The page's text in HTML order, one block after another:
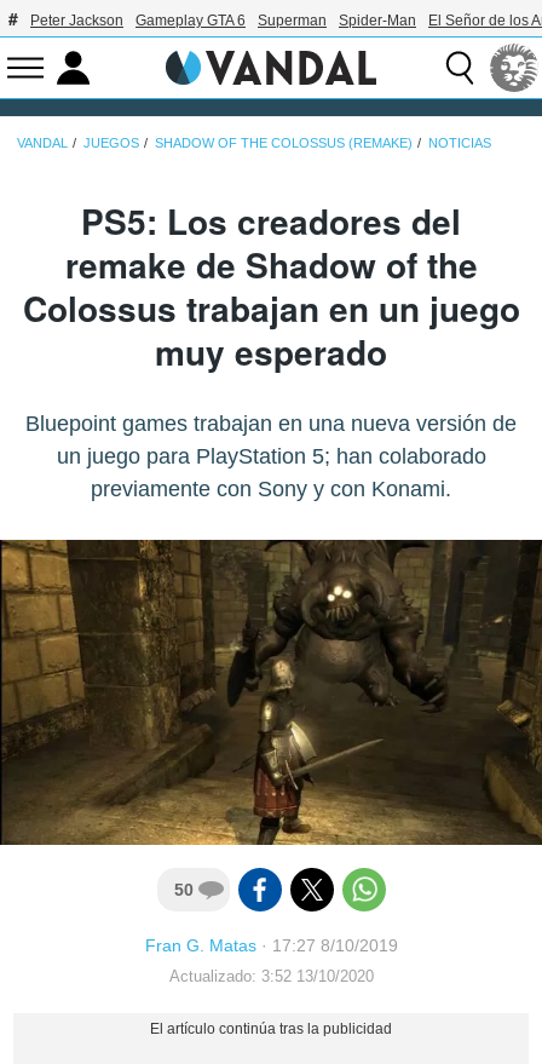
Peter Jackson Gameplay GTA 6 Superman Spider-Man El Señor de los
VANDAL JUEGOS SHADOW OF THE COLOSSUS (REMAKE) NOTICIAS
PS5: Los creadores del
remake de Shadow of the
Colossus trabajan en un juego
muy esperado
Bluepoint games trabajan en una nueva versión de
un juego para PlayStation 5; han colaborado
previamente con Sony y con Konami.
50
Fran G. Matas· 17:27 8/10/2019
Actualizado: 3:52 13/10/2020